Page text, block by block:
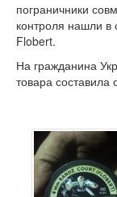
пограничники
контроля нашли в
Flobert.
На гражданина
товара составила